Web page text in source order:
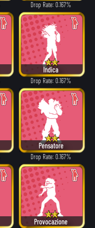
Drop Rate: 0.167%
Indica
Drop Rate: 0.167%
Pensatore
Drop Rate: 0.167%
Provocazione